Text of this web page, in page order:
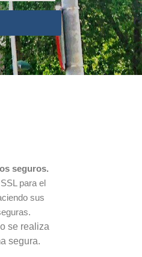
seguros.
para el
sus
se realiza
segura.